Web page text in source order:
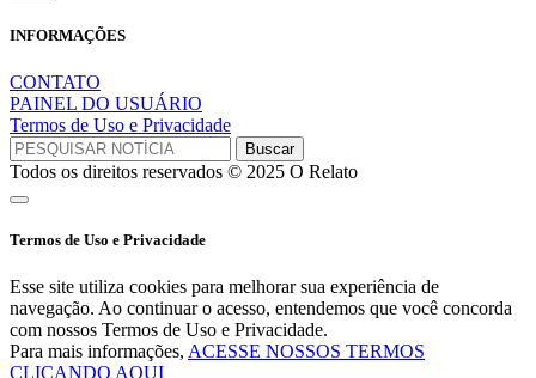
INFORMAÇÕES
CONTATO
PAINEL DO USUÁRIO
Termos de Uso e Privacidade
Todos os direitos reservados © 2025 O Relato
Termos de Uso e Privacidade
Esse site utiliza cookies para melhorar sua experiência de
navegação. Ao continuar o acesso, entendemos que você concorda
com nossos Termos de Uso e Privacidade.
Para mais informações, ACESSE NOSSOS TERMOS
CLICANDO AQUI